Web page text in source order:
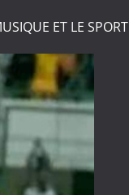
ET LE SPORT